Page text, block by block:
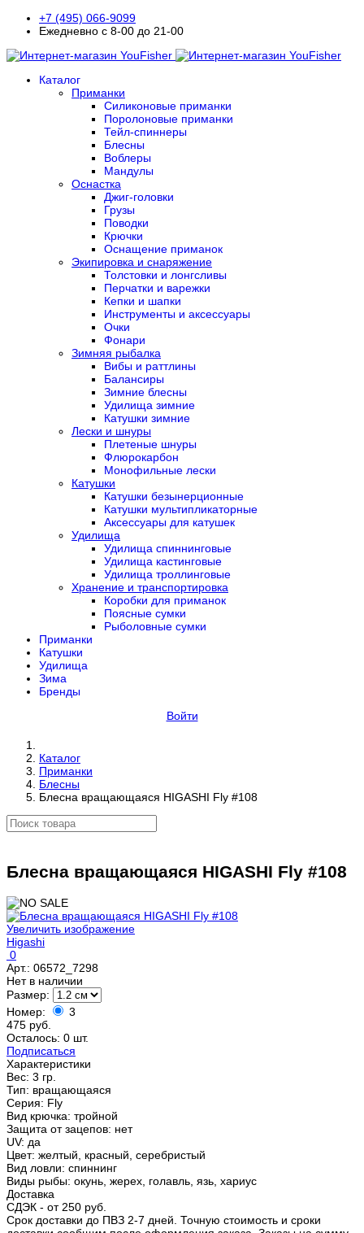
+7 (495) 066-9099
Ежедневно с 8-00 до 21-00
Каталог
Приманки
Силиконовые приманки
Поролоновые приманки
Тейл-спиннеры
Блесны
Воблеры
Мандулы
Оснастка
Джиг-головки
Грузы
Поводки
Крючки
Оснащение приманок
Экипировка и снаряжение
Толстовки и лонгсливы
Перчатки и варежки
Кепки и шапки
Инструменты и аксессуары
Очки
Фонари
Зимняя рыбалка
Вибы и раттлины
Балансиры
Зимние блесны
Удилища зимние
Катушки зимние
Лески и шнуры
Плетеные шнуры
Флюрокарбон
Монофильные лески
Катушки
Катушки безынерционные
Катушки мультипликаторные
Аксессуары для катушек
Удилища
Удилища спиннинговые
Удилища кастинговые
Удилища троллинговые
Хранение и транспортировка
Коробки для приманок
Поясные сумки
Рыболовные сумки
Приманки
Катушки
Удилища
Зима
Бренды
Войти
Каталог
Приманки
Блесны
Блесна вращающаяся HIGASHI Fly #108
Блесна вращающаяся HIGASHI Fly #108
Увеличить изображение
Higashi
0
Арт.: 06572_7298
Нет в наличии
Размер:
Номер:
3
475 руб.
Осталось: 0 шт.
Подписаться
Характеристики
Вес: 3 гр.
Тип: вращающаяся
Серия: Fly
Вид крючка: тройной
Защита от зацепов: нет
UV: да
Цвет: желтый, красный, серебристый
Вид ловли: спиннинг
Виды рыбы: окунь, жерех, голавль, язь, хариус
Доставка
СДЭК - от 250 руб.
Срок доставки до ПВЗ 2-7 дней. Точную стоимость и сроки